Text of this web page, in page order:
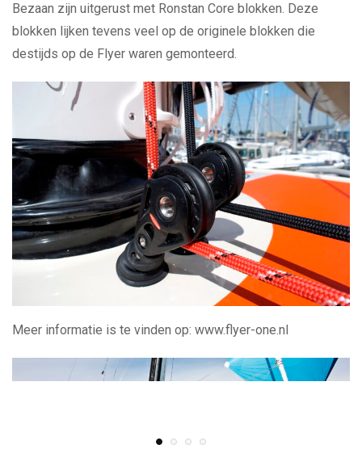
Bezaan zijn uitgerust met Ronstan Core blokken. Deze
blokken lijken tevens veel op de originele blokken die
destijds op de Flyer waren gemonteerd.
Meer informatie is te vinden op: www.flyer-one.nl